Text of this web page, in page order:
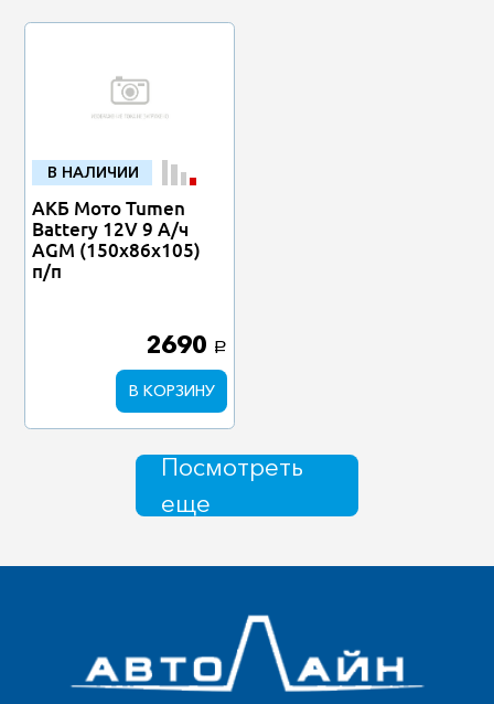
В НАЛИЧИИ
АКБ Мото Tumen
Battery 12V 9 А/ч
AGM (150х86х105)
п/п
2690 a
В КОРЗИНУ
Посмотреть
еще